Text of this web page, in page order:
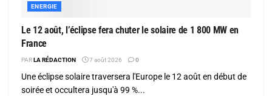
ENERGIE
Le 12 août, l’éclipse fera chuter le solaire de 1 800 MW en
France
PAR LA RÉDACTION 7 août 2026 0
Une éclipse solaire traversera l'Europe le 12 août en début de
soirée et occultera jusqu'à 99 %...